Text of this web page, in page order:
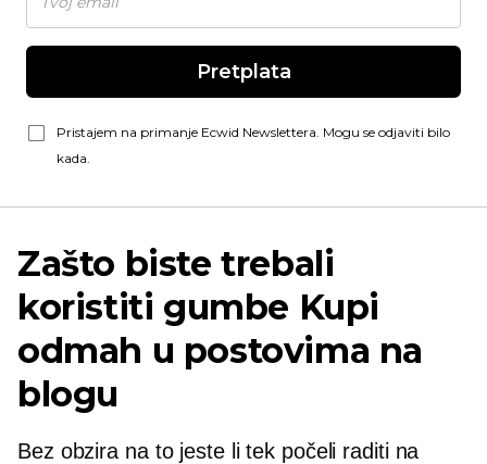
Pretplata
Pristajem na primanje Ecwid Newslettera. Mogu se odjaviti bilo
kada.
Zašto biste trebali
koristiti gumbe Kupi
odmah u postovima na
blogu
Bez obzira na to jeste li tek počeli raditi na